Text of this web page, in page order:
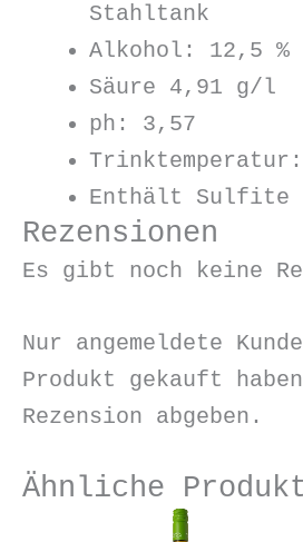
Stahltank
Alkohol: 12,5 %
Säure 4,91 g/l
ph: 3,57
Enthält Sulfite
Rezensionen
Es gibt noch keine
Nur angemeldete
Produkt gekauft
Rezension abgeben.
Ähnliche